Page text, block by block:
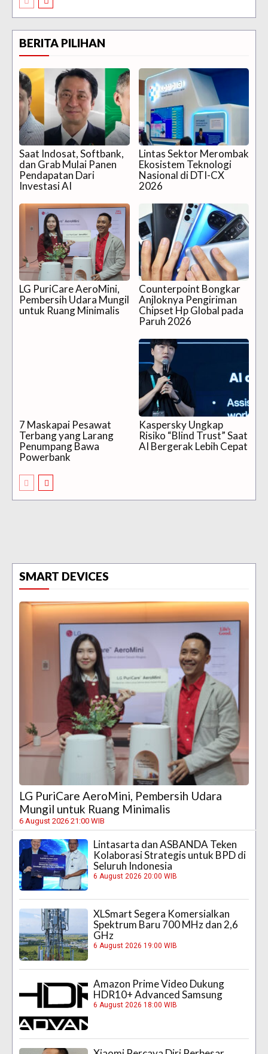
BERITA PILIHAN
Saat Indosat, Softbank,
dan Grab Mulai Panen
Pendapatan Dari
Investasi AI
Lintas Sektor Merombak
Ekosistem Teknologi
Nasional di DTI-CX
2026
LG PuriCare AeroMini,
Pembersih Udara Mungil
untuk Ruang Minimalis
Counterpoint Bongkar
Anjloknya Pengiriman
Chipset Hp Global pada
Paruh 2026
7 Maskapai Pesawat
Terbang yang Larang
Penumpang Bawa
Powerbank
Kaspersky Ungkap
Risiko “Blind Trust” Saat
AI Bergerak Lebih Cepat
SMART DEVICES
LG PuriCare AeroMini, Pembersih Udara
Mungil untuk Ruang Minimalis
6 August 2026 21:00 WIB
Lintasarta dan ASBANDA Teken
Kolaborasi Strategis untuk BPD di
Seluruh Indonesia
6 August 2026 20:00 WIB
XLSmart Segera Komersialkan
Spektrum Baru 700 MHz dan 2,6
GHz
6 August 2026 19:00 WIB
Amazon Prime Video Dukung
HDR10+ Advanced Samsung
6 August 2026 18:00 WIB